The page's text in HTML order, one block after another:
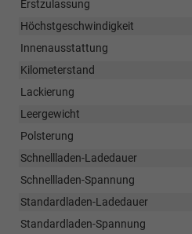
Erstzulassung
Höchstgeschwindigkeit
Innenausstattung
Kilometerstand
Lackierung
Leergewicht
Polsterung
Schnellladen-Ladedauer
Schnellladen-Spannung
Standardladen-Ladedauer
Standardladen-Spannung